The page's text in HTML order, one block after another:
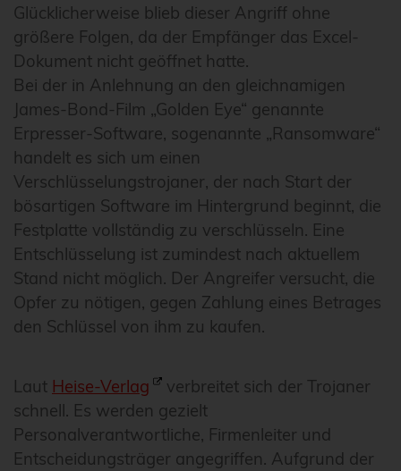
Glücklicherweise blieb dieser Angriff ohne
größere Folgen, da der Empfänger das Excel-
Dokument nicht geöffnet hatte.
Bei der in Anlehnung an den gleichnamigen
James-Bond-Film „Golden Eye“ genannte
Erpresser-Software, sogenannte „Ransomware“
handelt es sich um einen
Verschlüsselungstrojaner, der nach Start der
bösartigen Software im Hintergrund beginnt, die
Festplatte vollständig zu verschlüsseln. Eine
Entschlüsselung ist zumindest nach aktuellem
Stand nicht möglich. Der Angreifer versucht, die
Opfer zu nötigen, gegen Zahlung eines Betrages
den Schlüssel von ihm zu kaufen.
Laut Heise-Verlag
verbreitet sich der Trojaner
schnell. Es werden gezielt
Personalverantwortliche, Firmenleiter und
Entscheidungsträger angegriffen. Aufgrund der